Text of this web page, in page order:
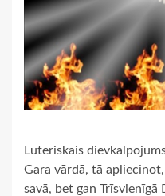
Luteriskais
Gara vārdā, tā
savā, bet gan Trīsvienīgā